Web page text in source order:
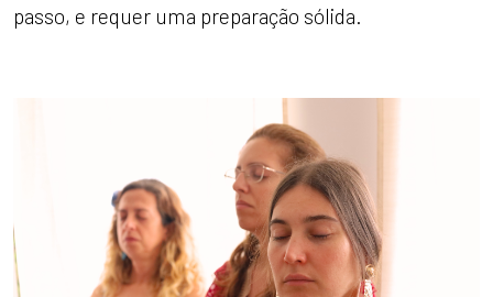
passo, e requer uma preparação sólida.